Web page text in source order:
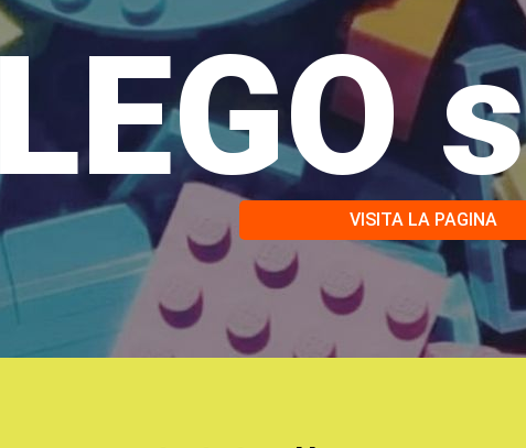
VISITA LA PAGINA